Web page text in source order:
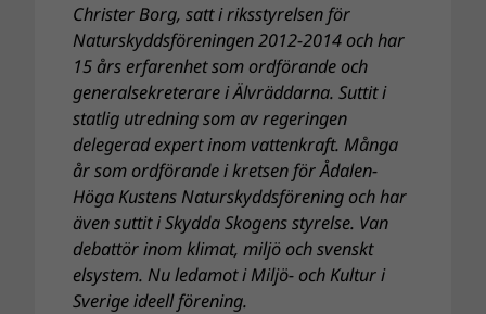
Christer Borg, satt i riksstyrelsen för
Naturskyddsföreningen 2012-2014 och har
15 års erfarenhet som ordförande och
generalsekreterare i Älvräddarna. Suttit i
statlig utredning som av regeringen
delegerad expert inom vattenkraft. Många
år som ordförande i kretsen för Ådalen-
Höga Kustens Naturskyddsförening och har
även suttit i Skydda Skogens styrelse. Van
debattör inom klimat, miljö och svenskt
elsystem. Nu ledamot i Miljö- och Kultur i
Sverige ideell förening.